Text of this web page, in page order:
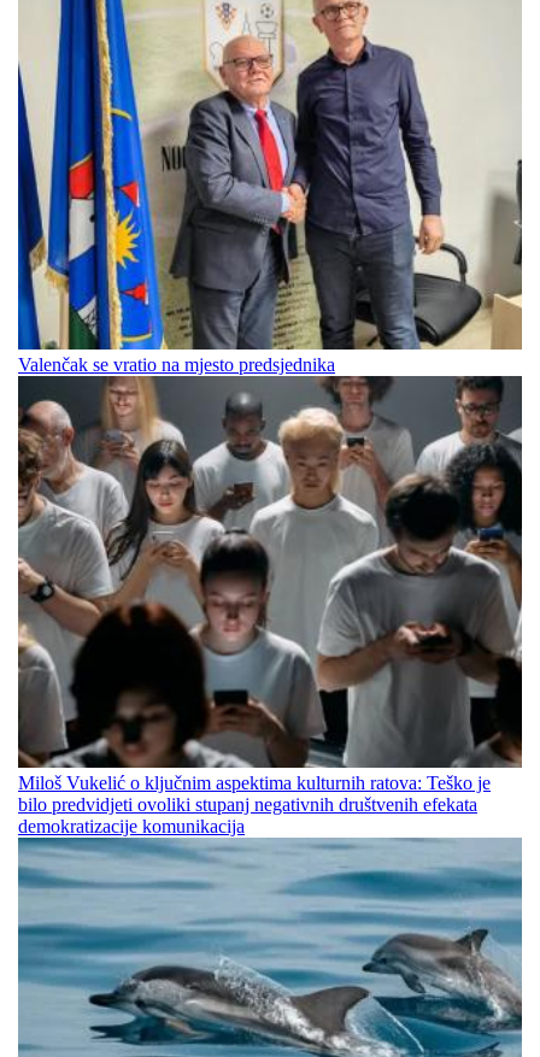
Valenčak se vratio na mjesto predsjednika
Miloš Vukelić o ključnim aspektima kulturnih ratova: Teško je
bilo predvidjeti ovoliki stupanj negativnih društvenih efekata
demokratizacije komunikacija